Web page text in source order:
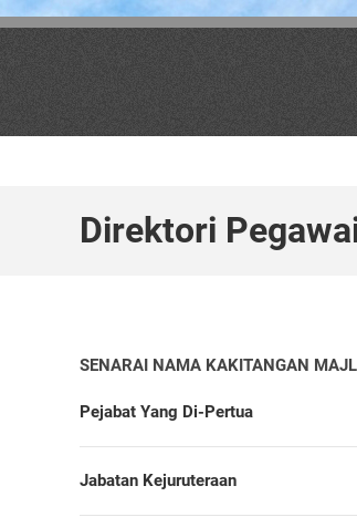
Direktori
SENARAI NAMA KAKITANGAN
Pejabat Yang Di-Pertua
Jabatan Kejuruteraan